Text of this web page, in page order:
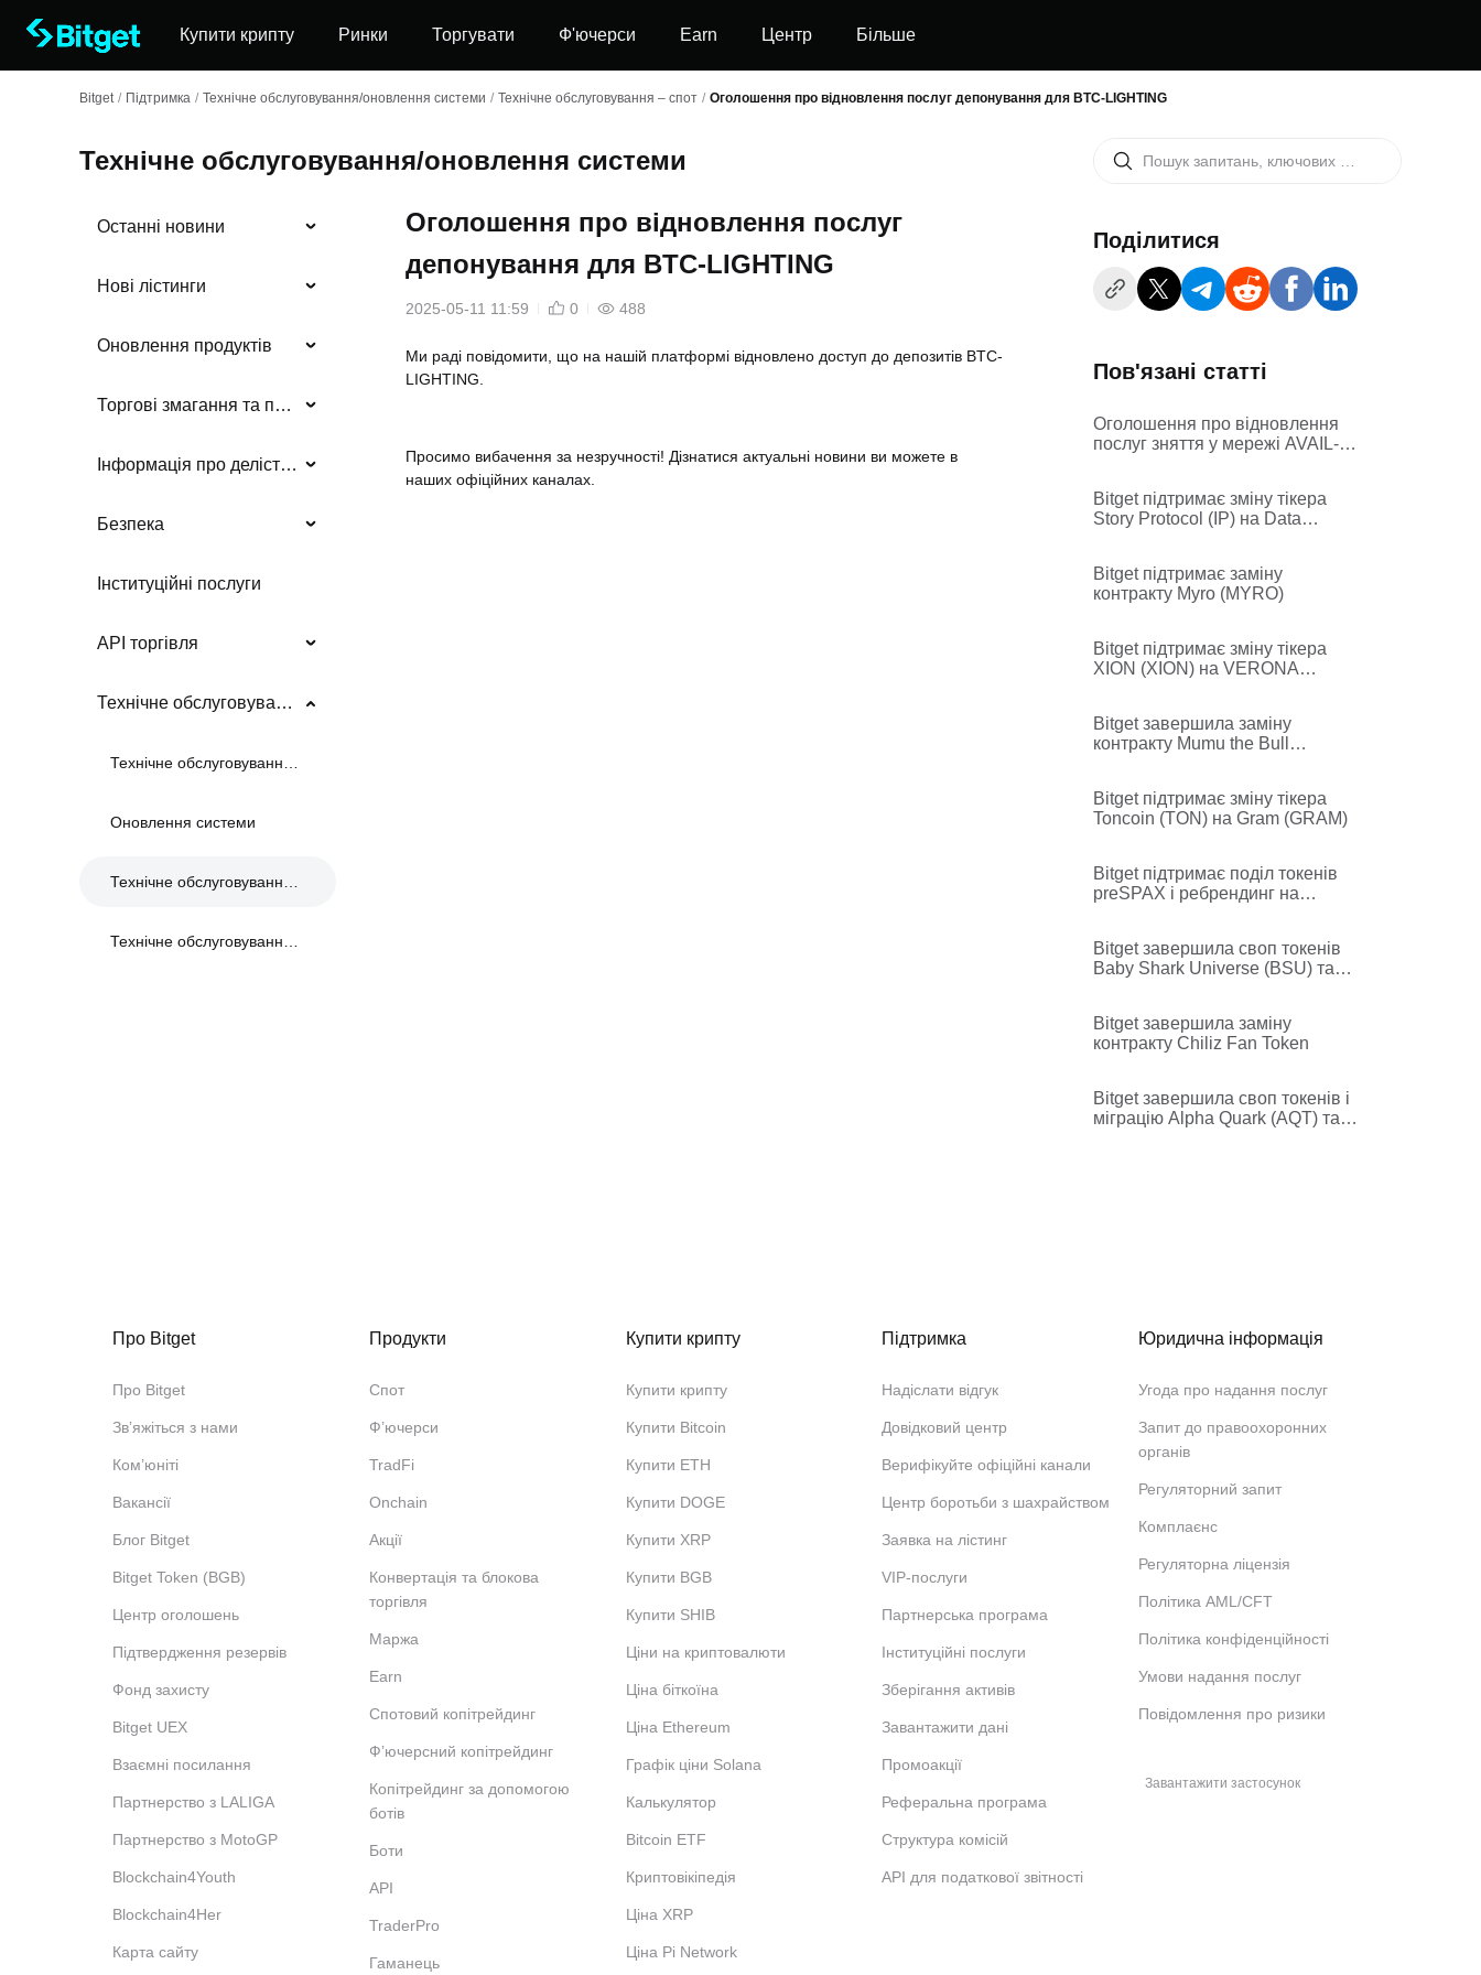
Купити крипту Ринки Торгувати Ф'ючерси Earn Центр Більше
Bitget / Підтримка / Технічне обслуговування/оновлення системи / Технічне обслуговування – спот / Оголошення про відновлення послуг депонування для BTC-LIGHTING
Технічне обслуговування/оновлення системи
Останні новини
Нові лістинги
Оновлення продуктів
Торгові змагання та події
Інформація про делістинг
Безпека
Інституційні послуги
API торгівля
Технічне обслуговування/оновлення системи
Технічне обслуговування для активу
Оновлення системи
Технічне обслуговування – спот
Технічне обслуговування – фʼючерси
Оголошення про відновлення послуг
депонування для BTC-LIGHTING
2025-05-11 11:59 0 488
Ми раді повідомити, що на нашій платформі відновлено доступ до депозитів BTC-
LIGHTING.
Просимо вибачення за незручності! Дізнатися актуальні новини ви можете в
наших офіційних каналах.
Поділитися
Пов'язані статті
Оголошення про відновлення
послуг зняття у мережі AVAIL-
Bitget підтримає зміну тікера
Story Protocol (IP) на Data
Bitget підтримає заміну
контракту Myro (MYRO)
Bitget підтримає зміну тікера
XION (XION) на VERONA
Bitget завершила заміну
контракту Mumu the Bull
Bitget підтримає зміну тікера
Toncoin (TON) на Gram (GRAM)
Bitget підтримає поділ токенів
preSPAX і ребрендинг на
Bitget завершила своп токенів
Baby Shark Universe (BSU) та
Bitget завершила заміну
контракту Chiliz Fan Token
Bitget завершила своп токенів і
міграцію Alpha Quark (AQT) та
Про Bitget
Про Bitget
Звʼяжіться з нами
Ком’юніті
Вакансії
Блог Bitget
Bitget Token (BGB)
Центр оголошень
Підтвердження резервів
Фонд захисту
Bitget UEX
Взаємні посилання
Партнерство з LALIGA
Партнерство з MotoGP
Blockchain4Youth
Blockchain4Her
Карта сайту
Продукти
Спот
Ф’ючерси
TradFi
Onchain
Акції
Конвертація та блокова
торгівля
Маржа
Earn
Спотовий копітрейдинг
Фʼючерсний копітрейдинг
Копітрейдинг за допомогою
ботів
Боти
API
TraderPro
Гаманець
Купити крипту
Купити крипту
Купити Bitcoin
Купити ETH
Купити DOGE
Купити XRP
Купити BGB
Купити SHIB
Ціни на криптовалюти
Ціна біткоїна
Ціна Ethereum
Графік ціни Solana
Калькулятор
Bitcoin ETF
Криптовікіпедія
Ціна XRP
Ціна Pi Network
Підтримка
Надіслати відгук
Довідковий центр
Верифікуйте офіційні канали
Центр боротьби з шахрайством
Заявка на лістинг
VIP-послуги
Партнерська програма
Інституційні послуги
Зберігання активів
Завантажити дані
Промоакції
Реферальна програма
Структура комісій
API для податкової звітності
Юридична інформація
Угода про надання послуг
Запит до правоохоронних
органів
Регуляторний запит
Комплаєнс
Регуляторна ліцензія
Політика AML/CFT
Політика конфіденційності
Умови надання послуг
Повідомлення про ризики
Завантажити застосунок